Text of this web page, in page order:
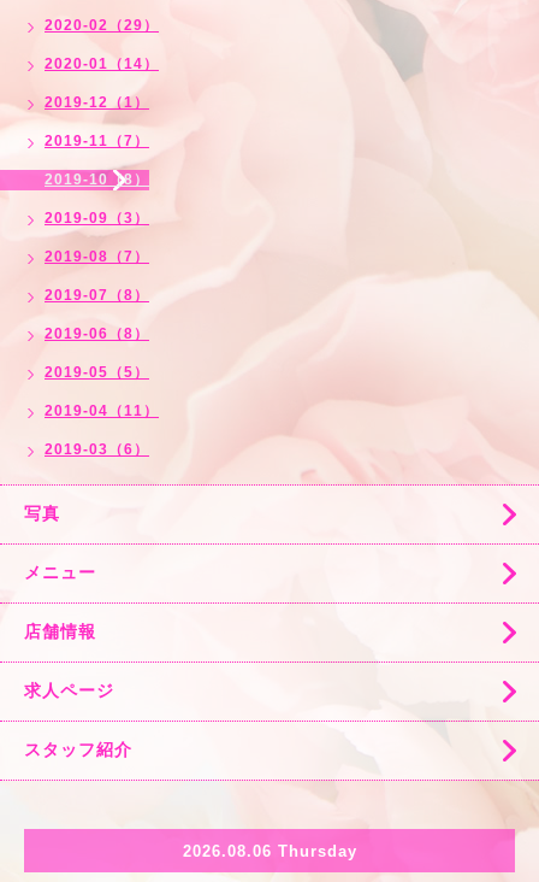
2020-02（29）
2020-01（14）
2019-12（1）
2019-11（7）
2019-10（8）
2019-09（3）
2019-08（7）
2019-07（8）
2019-06（8）
2019-05（5）
2019-04（11）
2019-03（6）
写真
メニュー
店舗情報
求人ページ
スタッフ紹介
2026.08.06 Thursday